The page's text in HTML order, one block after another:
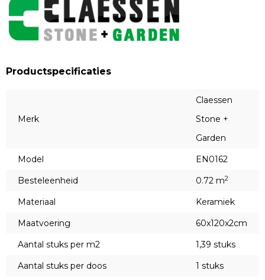
Productspecificaties
Merk
Claessen
Stone +
Garden
Model
EN0162
Besteleenheid
0.72 m2
Materiaal
Keramiek
Maatvoering
60x120x2cm
Aantal stuks per m2
1,39 stuks
Aantal stuks per doos
1 stuks